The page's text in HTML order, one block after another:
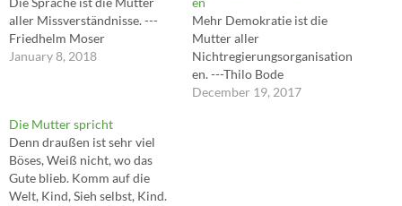
aller Missverständnisse. ---
Friedhelm Moser
January 8, 2018
Mehr Demokratie ist die
Mutter aller
Nichtregierungsorganisation
en. ---Thilo Bode
December 19, 2017
Die Mutter spricht
Denn draußen ist sehr viel
Böses, Weiß nicht, wo das
Gute blieb. Komm auf die
Welt, Kind, Sieh selbst, Kind.